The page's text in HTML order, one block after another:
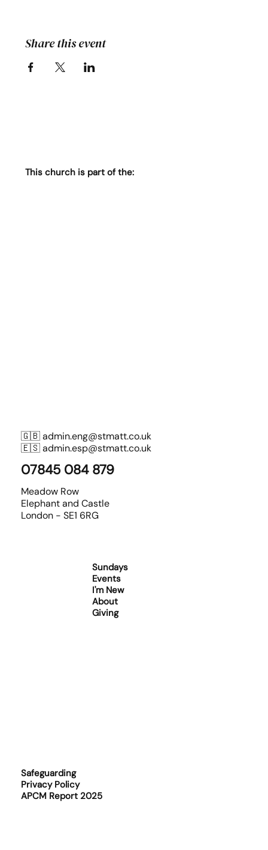
Share this event
This church is part of the:
🇬🇧admin.eng@stmatt.co.uk
🇪🇸admin.esp@stmatt.co.uk
07845 084 879
Meadow Row
Elephant and Castle
London - SE1 6RG
Sundays
Events
I'm New
About
Giving
Safeguarding
Privacy Policy
APCM Report 2025